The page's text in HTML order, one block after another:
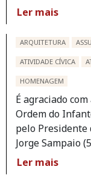
Ler mais
ARQUITETURA
ATIVIDADE CÍVICA
HOMENAGEM
É agraciado
Ordem do
pelo Presidente
Jorge Sampaio
Ler mais